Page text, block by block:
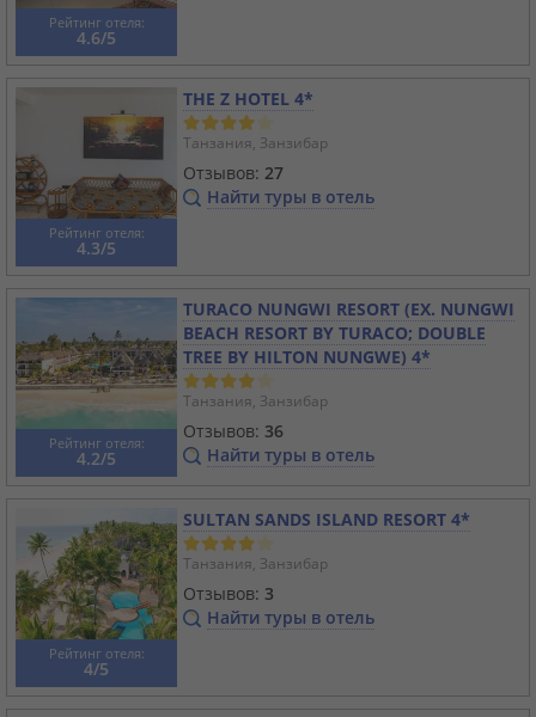
Рейтинг отеля:
4.6/5
Рейтинг отеля:
4.3/5
THE Z HOTEL 4*
Танзания, Занзибар
Отзывов: 27
Найти туры в отель
Рейтинг отеля:
4.2/5
TURACO NUNGWI RESORT (EX. NUNGWI
BEACH RESORT BY TURACO; DOUBLE
TREE BY HILTON NUNGWE) 4*
Танзания, Занзибар
Отзывов: 36
Найти туры в отель
Рейтинг отеля:
4/5
SULTAN SANDS ISLAND RESORT 4*
Танзания, Занзибар
Отзывов: 3
Найти туры в отель